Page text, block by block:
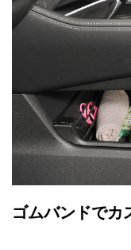
ゴムバンドでカ